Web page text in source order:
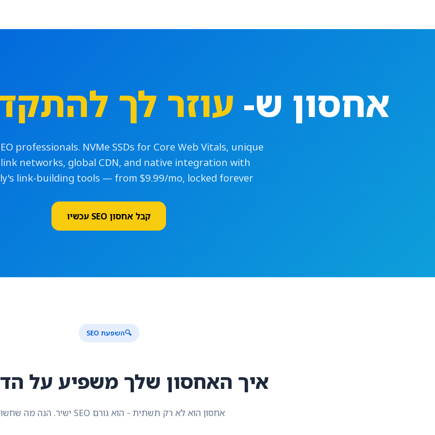
אחסון ש- עוזר לך
professionals. NVMe SSDs for Core Web Vitals, unique
networks, global CDN, and native integration with
link-building tools — from $9.99/mo, locked forever.
קבל אחסון SEO עכשיו
🔍השפעת SEO
איך האחסון שלך משפיע על
אחסון הוא לא רק תשתית - הוא גורם SEO ישיר. הנה מה שחשוב.